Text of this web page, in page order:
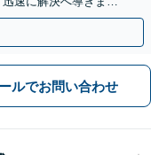
ルでお問い合わせ